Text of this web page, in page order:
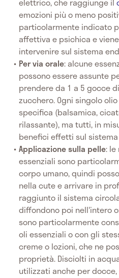
emozioni più o meno
particolarmente indicato
affettiva e psichica e
intervenire sul sistema
Per via orale: alcune
possono essere assunte
prendere da 1 a 5 gocce
zucchero. Ogni singolo
specifica (balsamica,
rilassante), ma tutti, in
benefici effetti sul
Applicazione sulla pelle:
essenziali sono
corpo umano, quindi
nella cute e arrivare in
raggiunto il sistema
diffondono poi nell'intero
sono particolarmente
oli essenziali o con gli
creme o lozioni, che ne
proprietà. Disciolti in
utilizzati anche per